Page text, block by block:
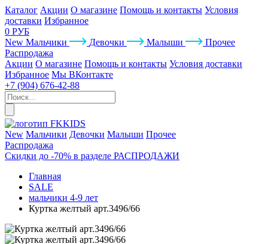
Каталог Акции О магазине Помощь и контакты Условия
доставки Избранное
0 РУБ
New Мальчики Девочки Малыши
Прочее
Распродажа
Акции О магазине Помощь и контакты Условия доставки
Избранное Мы ВКонтакте
+7 (904) 676-42-88
New Мальчики Девочки Малыши Прочее
Распродажа
Скидки до -70% в разделе РАСПРОДАЖИ
Главная
SALE
мальчики 4-9 лет
Куртка желтый арт.3496/66